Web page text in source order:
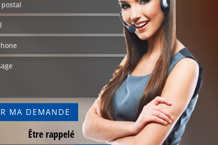
Être rappelé